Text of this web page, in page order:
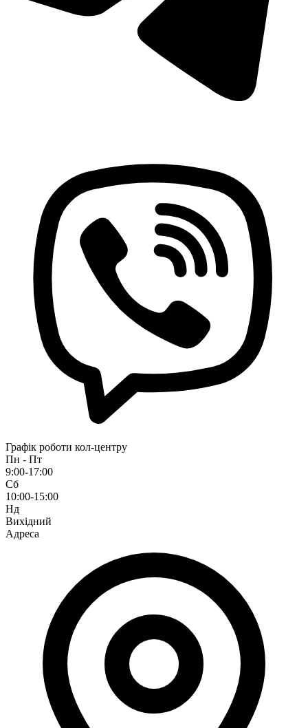
Графік роботи кол-центру
Пн - Пт
9:00-17:00
Сб
10:00-15:00
Нд
Вихідний
Адреса